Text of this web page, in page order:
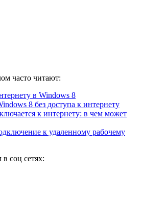
часто читают:
в Windows 8
8 без доступа к интернету
к интернету: в чем может
к удаленному рабочему
соц сетях: